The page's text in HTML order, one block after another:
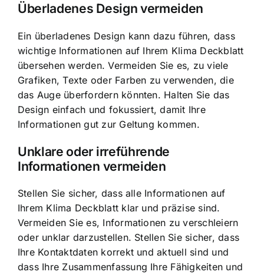
Überladenes Design vermeiden
Ein überladenes Design kann dazu führen, dass
wichtige Informationen auf Ihrem Klima Deckblatt
übersehen werden. Vermeiden Sie es, zu viele
Grafiken, Texte oder Farben zu verwenden, die
das Auge überfordern könnten. Halten Sie das
Design einfach und fokussiert, damit Ihre
Informationen gut zur Geltung kommen.
Unklare oder irreführende
Informationen vermeiden
Stellen Sie sicher, dass alle Informationen auf
Ihrem Klima Deckblatt klar und präzise sind.
Vermeiden Sie es, Informationen zu verschleiern
oder unklar darzustellen. Stellen Sie sicher, dass
Ihre Kontaktdaten korrekt und aktuell sind und
dass Ihre Zusammenfassung Ihre Fähigkeiten und